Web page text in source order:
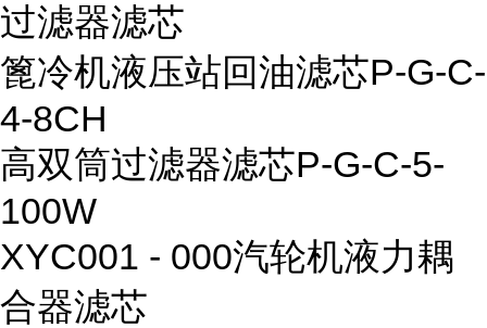
过滤器滤芯
篦冷机液压站回油滤芯P-G-C-
4-8CH
高双筒过滤器滤芯P-G-C-5-
100W
XYC001 - 000汽轮机液力耦
合器滤芯